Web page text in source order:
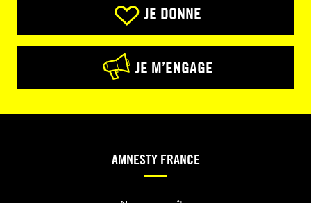
JE DONNE
JE M’ENGAGE
AMNESTY FRANCE